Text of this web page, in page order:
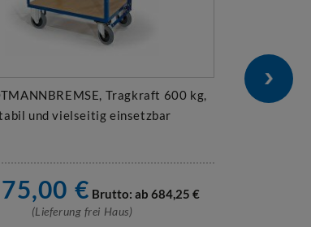
Tragkraft 600 kg,
und vielseitig einsetzbar
€ Brutto: ab 684,25 €
(Lieferung frei Haus)